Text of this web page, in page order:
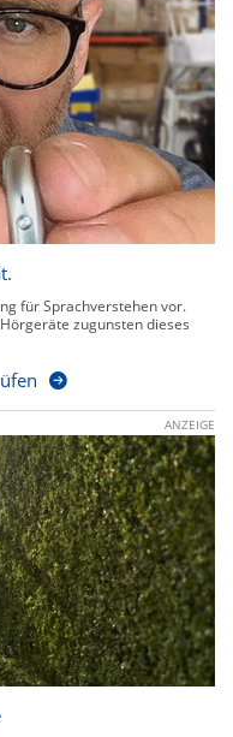
für Sprachverstehen vor.
zugunsten dieses
ANZEIGE